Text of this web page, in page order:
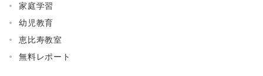
家庭学習
幼児教育
恵比寿教室
無料レポート